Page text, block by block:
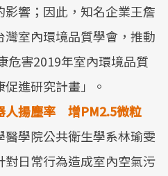
響；因此，知名企業王詹
室內環境品質學會，推動
危害2019年室內環境品質
進研究計畫」。
人揚塵率 增PM2.5微粒
學院公共衛生學系林瑜雯
日常行為造成室內空氣污